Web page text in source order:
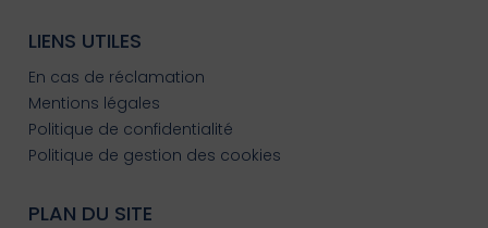
LIENS UTILES
En cas de réclamation
Mentions légales
Politique de confidentialité
Politique de gestion des cookies
PLAN DU SITE